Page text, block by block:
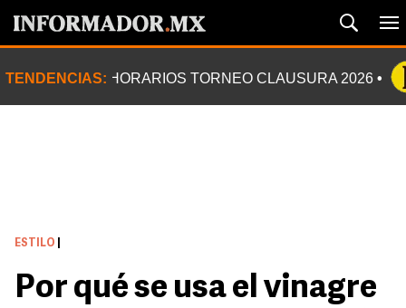
TENDENCIAS: HORARIOS TORNEO CLAUSURA 2026
ESTILO
Por qué se usa el vinagre